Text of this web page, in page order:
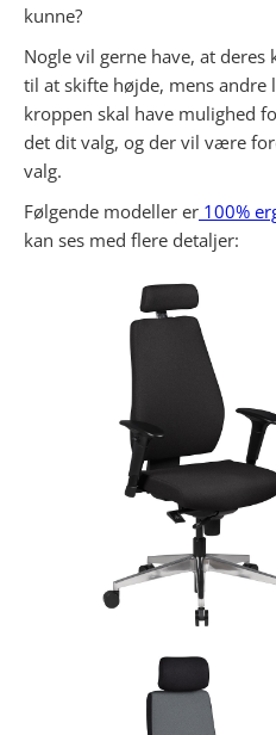
kunne?
Nogle vil gerne have, at
til at skifte højde, mens
kroppen skal have mulighed
det dit valg, og der vil være
valg.
Følgende modeller er 100%
kan ses med flere detaljer: